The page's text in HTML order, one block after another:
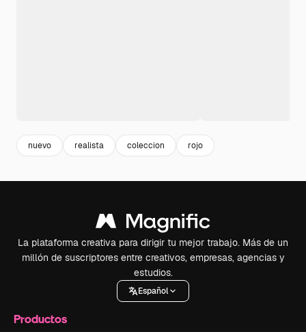
nuevo realista coleccion rojo
La plataforma creativa para dirigir tu mejor trabajo. Más de un
millón de suscriptores entre creativos, empresas, agencias y
estudios.
Español
Productos